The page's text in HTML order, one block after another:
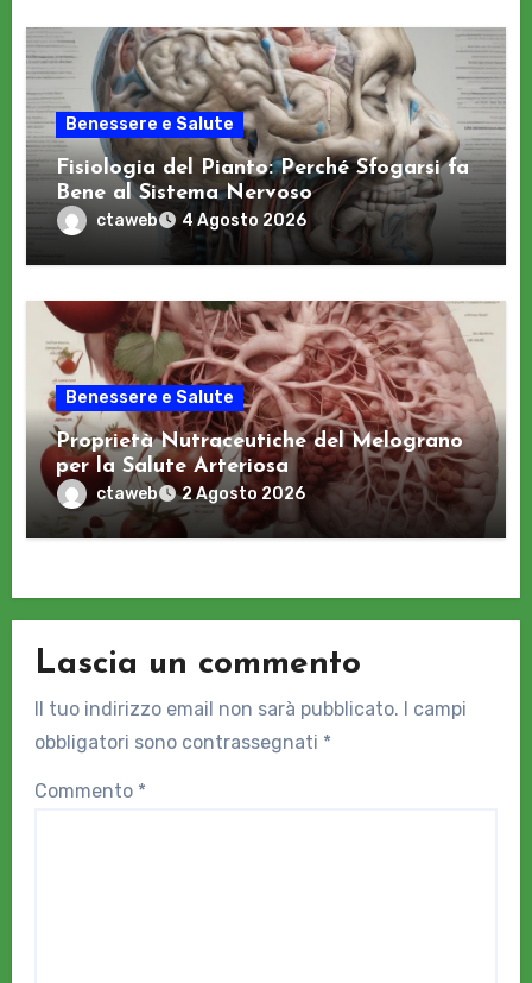
Benessere e Salute
Fisiologia del Pianto: Perché Sfogarsi fa
Bene al Sistema Nervoso
ctaweb 4 Agosto 2026
Benessere e Salute
Proprietà Nutraceutiche del Melograno
per la Salute Arteriosa
ctaweb 2 Agosto 2026
Lascia un commento
Il tuo indirizzo email non sarà pubblicato.
I campi
obbligatori sono contrassegnati *
Commento *